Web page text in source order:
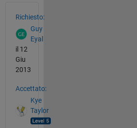
Richiesto:
Guy
Eyal
il 12
Giu
2013
Accettato:
Kye
Taylor